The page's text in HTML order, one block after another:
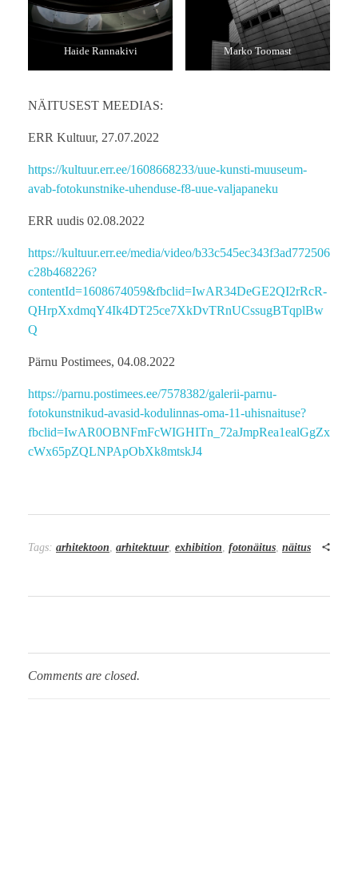
Haide Rannakivi Marko Toomast
NÄITUSEST MEEDIAS:
ERR Kultuur, 27.07.2022
https://kultuur.err.ee/1608668233/uue-kunsti-muuseum-
avab-fotokunstnike-uhenduse-f8-uue-valjapaneku
ERR uudis 02.08.2022
https://kultuur.err.ee/media/video/b33c545ec343f3ad772506
c28b468226?
contentId=1608674059&fbclid=IwAR34DeGE2QI2rRcR-
QHrpXxdmqY4Ik4DT25ce7XkDvTRnUCssugBTqplBw
Q
Pärnu Postimees, 04.08.2022
https://parnu.postimees.ee/7578382/galerii-parnu-
fotokunstnikud-avasid-kodulinnas-oma-11-uhisnaituse?
fbclid=IwAR0OBNFmFcWIGHITn_72aJmpRea1ealGgZx
cWx65pZQLNPApObXk8mtskJ4
Tags: arhitektoon, arhitektuur, exhibition, fotonäitus, näitus
Comments are closed.